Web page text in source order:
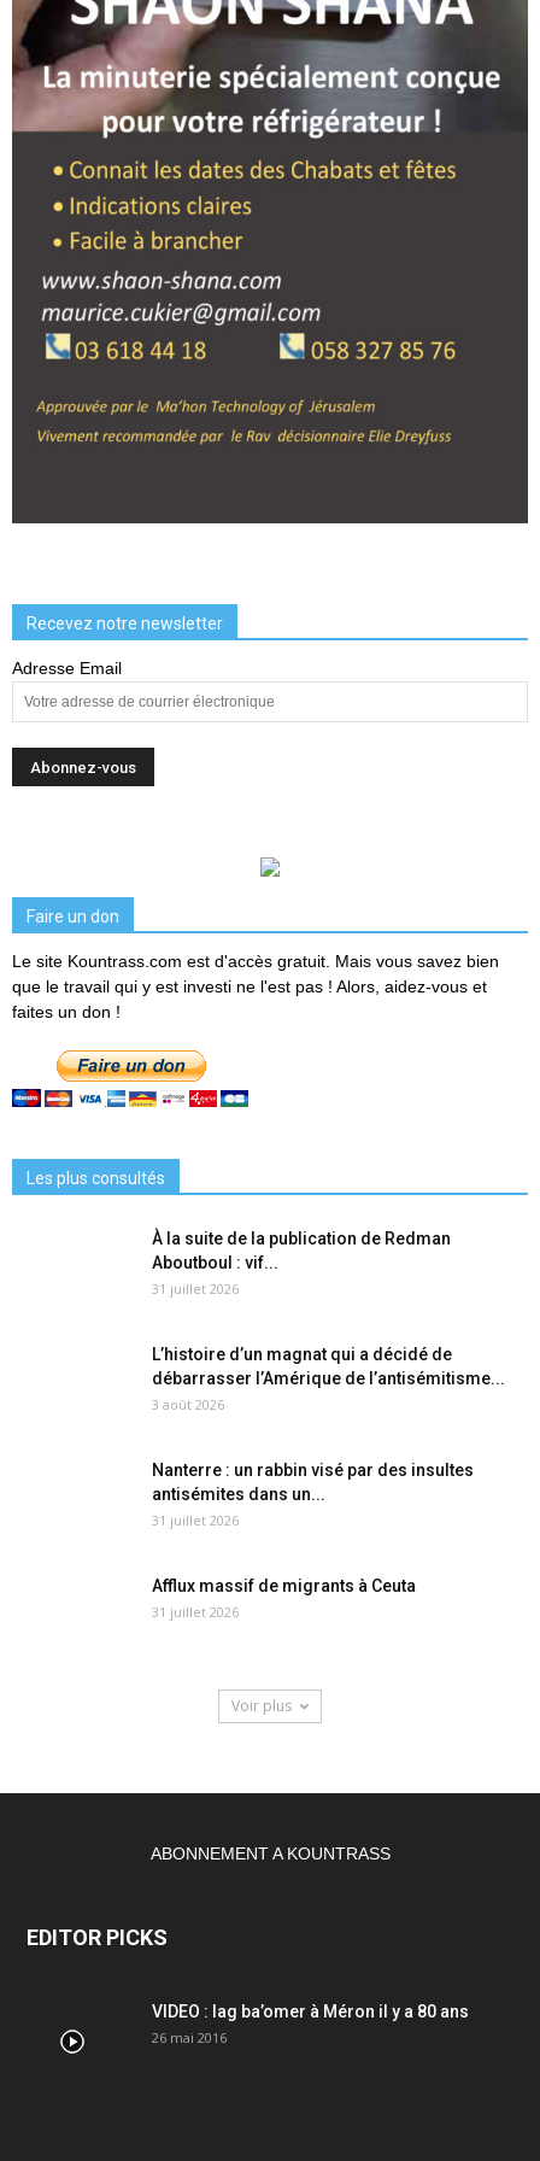
Recevez notre newsletter
Adresse Email
Faire un don
Le site Kountrass.com est d'accès gratuit. Mais vous savez bien
que le travail qui y est investi ne l'est pas ! Alors, aidez-vous et
faites un don !
Les plus consultés
À la suite de la publication de Redman
Aboutboul : vif...
31 juillet 2026
L’histoire d’un magnat qui a décidé de
débarrasser l’Amérique de l’antisémitisme...
3 août 2026
Nanterre : un rabbin visé par des insultes
antisémites dans un...
31 juillet 2026
Afflux massif de migrants à Ceuta
31 juillet 2026
Voir plus
ABONNEMENT A KOUNTRASS
EDITOR PICKS
VIDEO : lag ba’omer à Méron il y a 80 ans
26 mai 2016